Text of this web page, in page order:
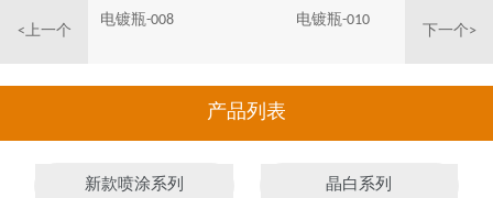
<上一个
电镀瓶-008
下一个>
电镀瓶-010
产品列表
新款喷涂系列 晶白系列